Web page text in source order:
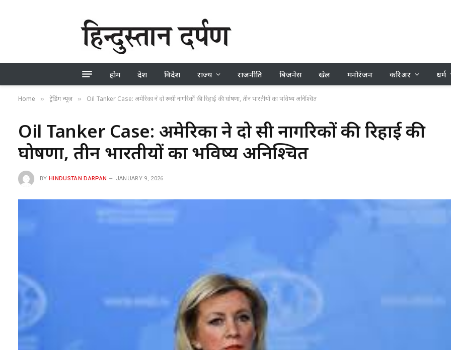
होम देश विदेश राज्य राजनीति बिजनेस खेल मनोरंजन करिअर धर्म
Home » ट्रेंडिंग न्यूज » Oil Tanker Case: अमेरिका ने दो रूसी नागरिकों की रिहाई की घोषणा, तीन भारतीयों का भविष्य अनिश्चित
Oil Tanker Case: अमेरिका ने दो रूसी नागरिकों की रिहाई की
घोषणा, तीन भारतीयों का भविष्य अनिश्चित
BY HINDUSTAN DARPAN JANUARY 9, 2026